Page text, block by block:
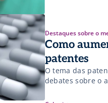
Destaques sobre o
Como
patentes
O tema das patentes tem
debates sobre o